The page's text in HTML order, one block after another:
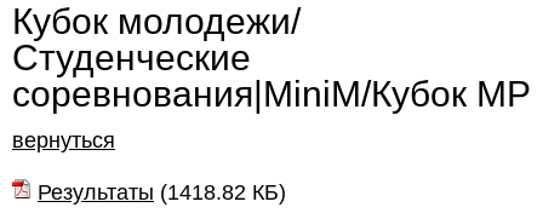
Кубок молодежи/
Студенческие
соревнования|MiniM/Кубок MP
вернуться
Результаты (1418.82 КБ)